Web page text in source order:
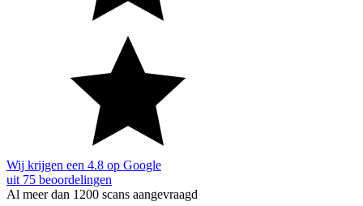
Wij krijgen een 4.8 op Google
uit 75 beoordelingen
Al meer dan 1200 scans aangevraagd